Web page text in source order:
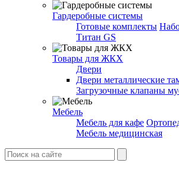
Гардеробные системы
Готовые комплекты
Титан GS
Товары для ЖКХ
Двери
Двери металлические
Загрузочные клапаны
Мебель
Мебель для кафе
Мебель медицинская